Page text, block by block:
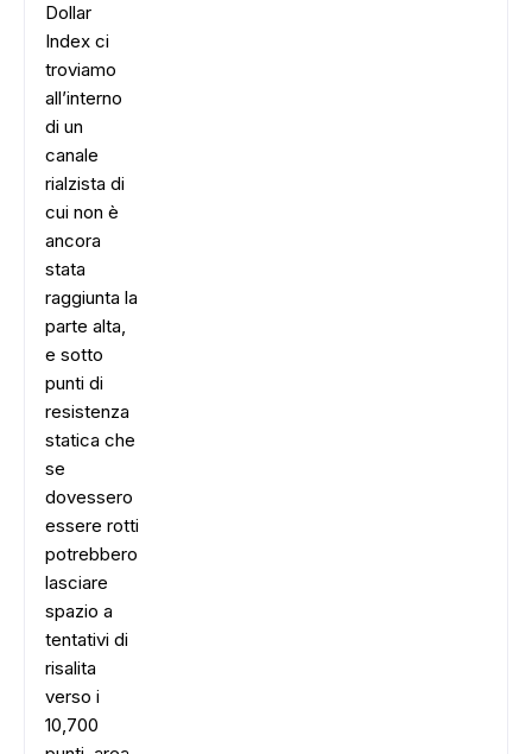
Dollar
Index ci
troviamo
all’interno
di un
canale
rialzista di
cui non è
ancora
stata
raggiunta la
parte alta,
e sotto
punti di
resistenza
statica che
se
dovessero
essere rotti
potrebbero
lasciare
spazio a
tentativi di
risalita
verso i
10,700